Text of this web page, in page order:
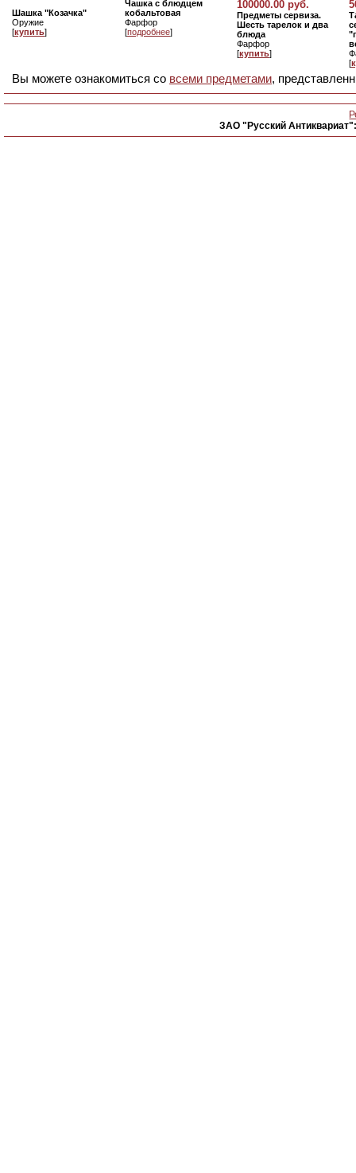
Шашка "Козачка"
Оружие
[купить]
Чашка с блюдцем
кобальтовая
Фарфор
[подробнее]
100000.00 руб.
Предметы сервиза.
Шесть тарелок и два
блюда
Фарфор
[купить]
[
Вы можете ознакомиться со всеми предметами,
ЗАО "Русский Антиквариат":